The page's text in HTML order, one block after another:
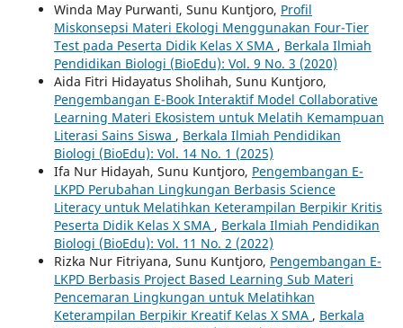
Winda May Purwanti, Sunu Kuntjoro, Profil
Miskonsepsi Materi Ekologi Menggunakan Four-Tier
Test pada Peserta Didik Kelas X SMA , Berkala Ilmiah
Pendidikan Biologi (BioEdu): Vol. 9 No. 3 (2020)
Aida Fitri Hidayatus Sholihah, Sunu Kuntjoro,
Pengembangan E-Book Interaktif Model Collaborative
Learning Materi Ekosistem untuk Melatih Kemampuan
Literasi Sains Siswa , Berkala Ilmiah Pendidikan
Biologi (BioEdu): Vol. 14 No. 1 (2025)
Ifa Nur Hidayah, Sunu Kuntjoro, Pengembangan E-
LKPD Perubahan Lingkungan Berbasis Science
Literacy untuk Melatihkan Keterampilan Berpikir Kritis
Peserta Didik Kelas X SMA , Berkala Ilmiah Pendidikan
Biologi (BioEdu): Vol. 11 No. 2 (2022)
Rizka Nur Fitriyana, Sunu Kuntjoro, Pengembangan E-
LKPD Berbasis Project Based Learning Sub Materi
Pencemaran Lingkungan untuk Melatihkan
Keterampilan Berpikir Kreatif Kelas X SMA , Berkala